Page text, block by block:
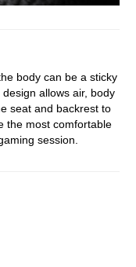
body can be a sticky
allows air, body
seat and backrest to
the most comfortable
session.